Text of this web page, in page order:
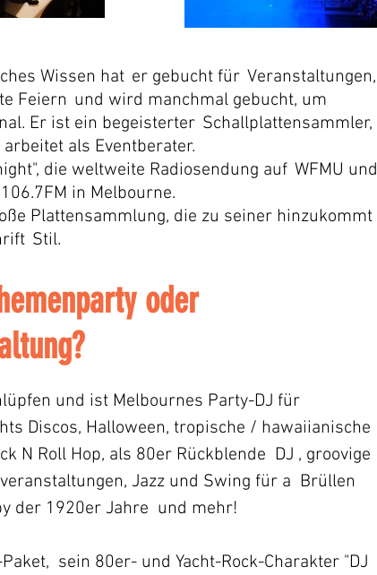
Wissen hat er gebucht für Veranstaltungen,
Feiern und wird manchmal gebucht, um
Er ist ein begeisterter Schallplattensammler,
arbeitet als Eventberater.
die weltweite Radiosendung auf WFMU und
in Melbourne.
Plattensammlung, die zu seiner hinzukommt
Stil.
und ist Melbournes Party-DJ für
Discos, Halloween, tropische / hawaiianische
N Roll Hop, als 80er Rückblende DJ , groovige
Jazz und Swing für a Brüllen
der 1920er Jahre und mehr!
sein 80er- und Yacht-Rock-Charakter "DJ
oder